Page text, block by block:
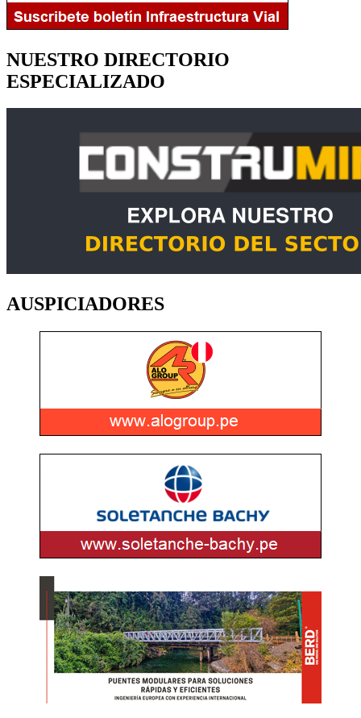
NUESTRO DIRECTORIO
ESPECIALIZADO
AUSPICIADORES